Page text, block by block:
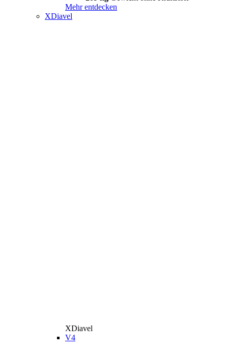
Mehr entdecken
XDiavel
XDiavel
V4